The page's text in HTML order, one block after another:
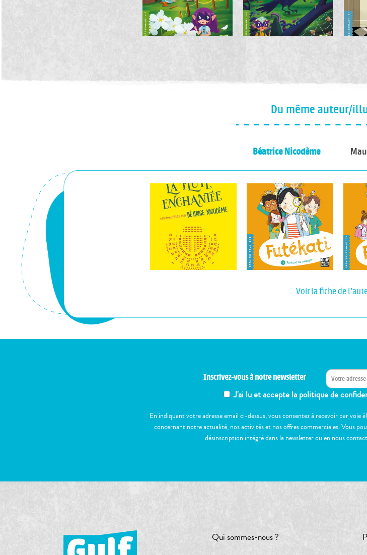
Du même auteur/
Béatrice Nicodème
Voir la fiche de
Inscrivez-vous à notre newsletter
J'ai lu et accepte la politique de
En indiquant votre adresse email ci-dessus, vous consentez à recevoir par
concernant notre actualité, nos activités et nos offres commerciales. Vous
désinscription intégré dans la newsletter ou en nous
Qui sommes-nous ?